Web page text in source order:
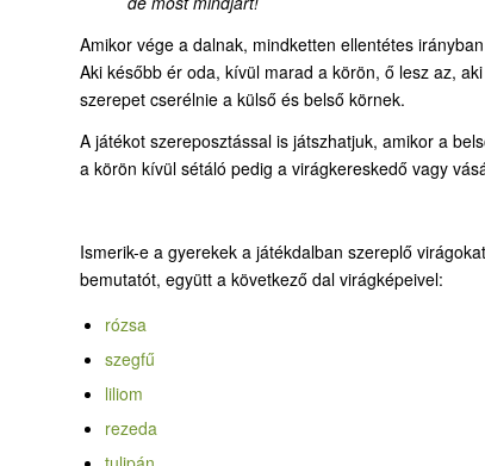
Amikor vége a dalnak, mindketten ellentétes
Aki később ér oda, kívül marad a körön, ő lesz az,
szerepet cserélnie a külső és belső körnek.
A játékot szereposztással is játszhatjuk, amikor a
a körön kívül sétáló pedig a virágkereskedő vagy
Ismerik-e a gyerekek a játékdalban szereplő
bemutatót, együtt a következő dal virágképeivel:
rózsa
szegfű
liliom
rezeda